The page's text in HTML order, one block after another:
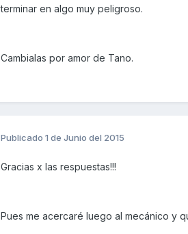
terminar en algo muy peligroso.
Cambialas por amor de Tano.
Publicado 1 de Junio del 2015
Gracias x las respuestas!!!
Pues me acercaré luego al mecánico y